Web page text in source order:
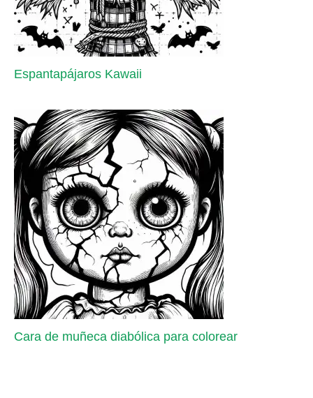
Espantapájaros Kawaii
Cara de muñeca diabólica para colorear